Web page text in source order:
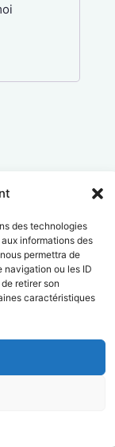
des technologies
informations des
permettra de
navigation ou les ID
retirer son
caractéristiques